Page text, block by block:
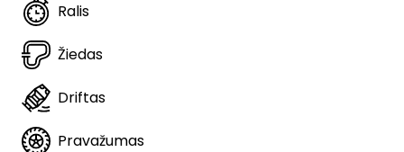
Ralis
Žiedas
Driftas
Pravažumas